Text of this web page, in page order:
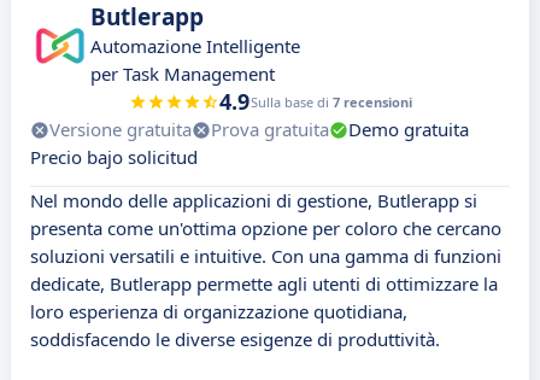
Butlerapp
Automazione Intelligente
per Task Management
4.9Sulla base di 7 recensioni
Versione gratuita Prova gratuita
Demo gratuita
Precio bajo solicitud
Nel mondo delle applicazioni di gestione, Butlerapp si
presenta come un'ottima opzione per coloro che cercano
soluzioni versatili e intuitive. Con una gamma di funzioni
dedicate, Butlerapp permette agli utenti di ottimizzare la
loro esperienza di organizzazione quotidiana,
soddisfacendo le diverse esigenze di produttività.